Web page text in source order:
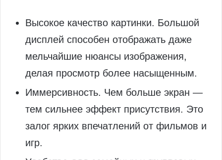
Высокое качество картинки. Большой
дисплей способен отображать даже
мельчайшие нюансы изображения,
делая просмотр более насыщенным.
Иммерсивность. Чем больше экран —
тем сильнее эффект присутствия. Это
залог ярких впечатлений от фильмов и
игр.